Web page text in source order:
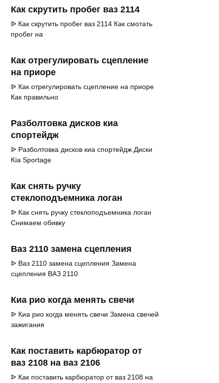
Как скрутить пробег ваз 2114
ᐉ Как скрутить пробег ваз 2114 Как смотать
пробег на
Как отрегулировать сцепление
на приоре
ᐉ Как отрегулировать сцепление на приоре
Как правильно
Разболтовка дисков киа
спортейдж
ᐉ Разболтовка дисков киа спортейдж Диски
Kia Sportage
Как снять ручку
стеклоподъемника логан
ᐉ Как снять ручку стеклоподъемника логан
Снимаем обивку
Ваз 2110 замена сцепления
ᐉ Ваз 2110 замена сцепления Замена
сцепления ВАЗ 2110
Киа рио когда менять свечи
ᐉ Киа рио когда менять свечи Замена свечей
зажигания
Как поставить карбюратор от
ваз 2108 на ваз 2106
ᐉ Как поставить карбюратор от ваз 2108 на